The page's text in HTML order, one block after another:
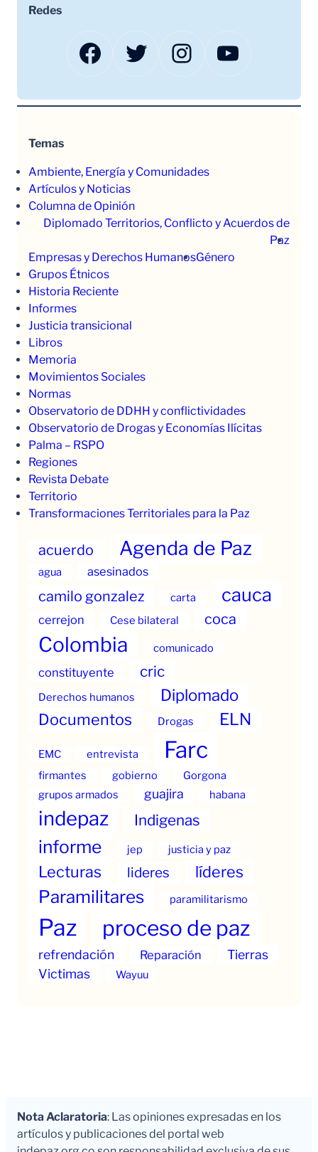
Redes
Facebook Twitter Instagram YouTube
Temas
Ambiente, Energía y Comunidades
Artículos y Noticias
Columna de Opinión
Diplomado Territorios, Conflicto y Acuerdos de
Paz
Empresas y Derechos HumanosGénero
Grupos Étnicos
Historia Reciente
Informes
Justicia transicional
Libros
Memoria
Movimientos Sociales
Normas
Observatorio de DDHH y conflictividades
Observatorio de Drogas y Economías Ilícitas
Palma – RSPO
Regiones
Revista Debate
Territorio
Transformaciones Territoriales para la Paz
acuerdo Agenda de Paz
agua asesinados
camilo gonzalez carta cauca
cerrejon Cese bilateral coca
Colombia comunicado
constituyente cric
Derechos humanos Diplomado
Documentos Drogas ELN
EMC entrevista Farc
firmantes gobierno
Gorgona
grupos armados
guajira habana
indepaz Indigenas
informe jep justicia y paz
Lecturas lideres líderes
Paramilitares paramilitarismo
Paz proceso de paz
refrendación Reparación
Tierras
Victimas
Wayuu
Nota Aclaratoria: Las opiniones expresadas en los
artículos y publicaciones del portal web